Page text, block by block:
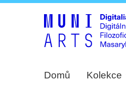
Domů Kolekce